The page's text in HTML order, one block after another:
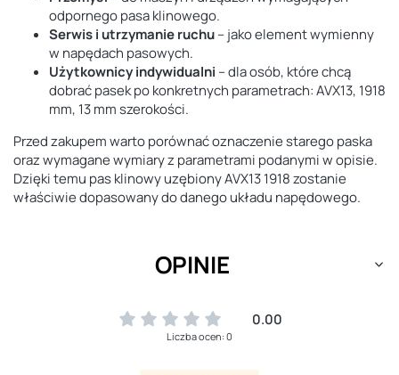
odpornego pasa klinowego.
Serwis i utrzymanie ruchu– jako element wymienny
w napędach pasowych.
Użytkownicy indywidualni – dla osób, które chcą
dobrać pasek po konkretnych parametrach: AVX13, 1918
mm, 13 mm szerokości.
Przed zakupem warto porównać oznaczenie starego paska
oraz wymagane wymiary z parametrami podanymi w opisie.
Dzięki temu pas klinowy uzębiony AVX13 1918 zostanie
właściwie dopasowany do danego układu napędowego.
OPINIE
0.00
Liczba ocen: 0